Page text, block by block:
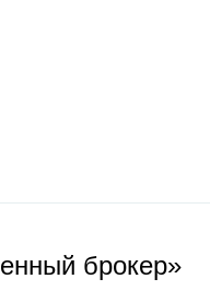
брокер»